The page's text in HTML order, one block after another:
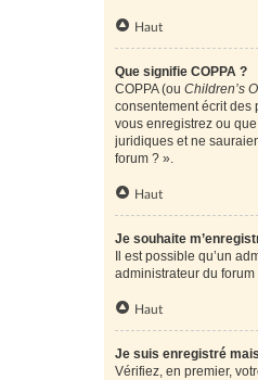
Haut
Que signifie COPPA ?
COPPA (ou Children’s
consentement écrit des
vous enregistrez ou
juridiques et ne
forum ? ».
Haut
Je souhaite
Il est possible qu’un
administrateur du
Haut
Je suis enregistré
Vérifiez, en premier,